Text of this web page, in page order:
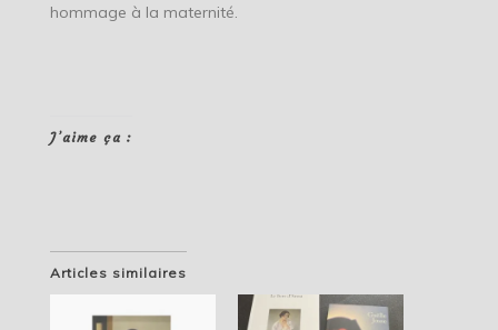
hommage à la maternité.
J’aime ça :
Articles similaires